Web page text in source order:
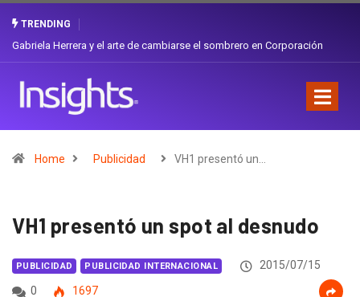
TRENDING
¿Cambiar de agencia mejora una marca? La discusión que atraviesa a
Home Publicidad VH1 presentó un…
VH1 presentó un spot al desnudo
PUBLICIDAD PUBLICIDAD INTERNACIONAL
2015/07/15
0
1697